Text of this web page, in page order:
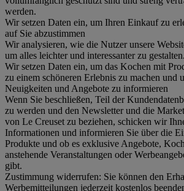
werden.
Wir setzen Daten ein, um Ihren Einkauf zu
auf Sie abzustimmen
Wir analysieren, wie die Nutzer unsere
um alles leichter und interessanter zu gestalten.
Wir setzen Daten ein, um das Kochen mit
zu einem schöneren Erlebnis zu machen und
Neuigkeiten und Angebote zu informieren
Wenn Sie beschließen, Teil der
zu werden und den Newsletter und die
von Le Creuset zu beziehen, schicken wir
Informationen und informieren Sie über die
Produkte und ob es exklusive Angebote,
anstehende Veranstaltungen oder
gibt.
Zustimmung widerrufen: Sie können den
Werbemitteilungen jederzeit kostenlos